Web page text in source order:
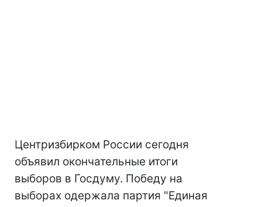
Центризбирком России сегодня
объявил окончательные итоги
выборов в Госдуму. Победу на
выборах одержала партия "Единая